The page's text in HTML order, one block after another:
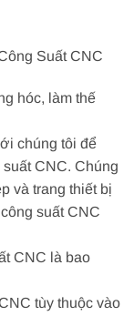
Suất CNC
hóc, làm thế
chúng tôi để
CNC. Chúng
và trang thiết bị
suất CNC
CNC là bao
tùy thuộc vào